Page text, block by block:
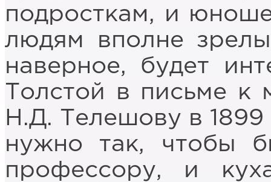
подросткам, и
людям вполне
наверное, будет
Толстой в письме к
Н.Д. Телешову в 1899
нужно так, чтобы
профессору, и